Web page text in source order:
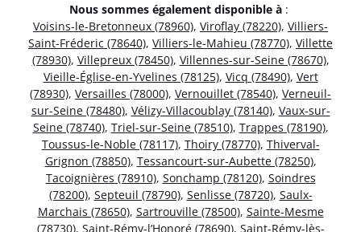
Nous sommes également disponible à :
Voisins-le-Bretonneux (78960), Viroflay (78220), Villiers-
Saint-Fréderic (78640), Villiers-le-Mahieu (78770), Villette
(78930), Villepreux (78450), Villennes-sur-Seine (78670),
Vieille-Église-en-Yvelines (78125), Vicq (78490), Vert
(78930), Versailles (78000), Vernouillet (78540), Verneuil-
sur-Seine (78480), Vélizy-Villacoublay (78140), Vaux-sur-
Seine (78740), Triel-sur-Seine (78510), Trappes (78190),
Toussus-le-Noble (78117), Thoiry (78770), Thiverval-
Grignon (78850), Tessancourt-sur-Aubette (78250),
Tacoignières (78910), Sonchamp (78120), Soindres
(78200), Septeuil (78790), Senlisse (78720), Saulx-
Marchais (78650), Sartrouville (78500), Sainte-Mesme
(78730), Saint-Rémy-l’Honoré (78690), Saint-Rémy-lès-